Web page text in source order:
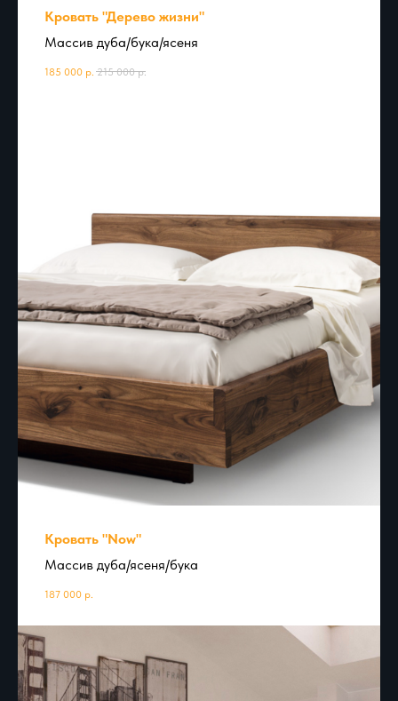
Кровать "Дерево жизни"
Массив дуба/бука/ясеня
185 000 р. 215 000 р.
Кровать "Now"
Массив дуба/ясеня/бука
187 000 р.